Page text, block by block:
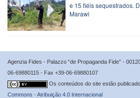
e 15 fiéis sequestrados.
Marawi
Agenzia Fides - Palazzo “de Propaganda Fide” -
06-69880115 - Fax +39-06-69880107
Os conteúdos do site estão
Commons - Atribuição 4.0 Internacional